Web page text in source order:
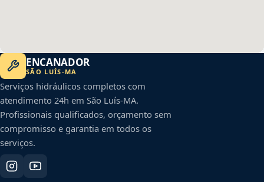
ENCANADOR
SÃO LUÍS-MA
Serviços hidráulicos completos com
atendimento 24h em São Luís-MA.
Profissionais qualificados, orçamento sem
compromisso e garantia em todos os
serviços.